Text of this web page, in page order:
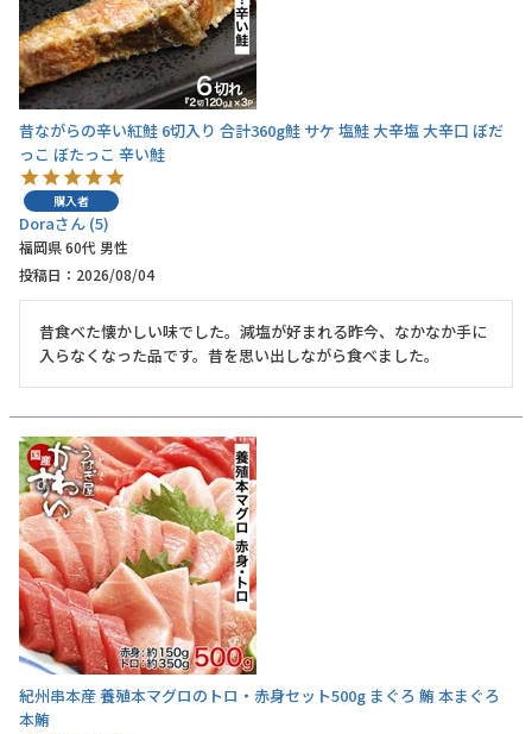
昔ながらの辛い紅鮭 6切入り 合計360g鮭 サケ 塩鮭 大辛塩 大辛口 ぼだ
っこ ぼたっこ 辛い鮭
購入者
Dora 5
福岡県60代 男性
投稿日
2026/08/04
昔食べた懐かしい味でした。減塩が好まれる昨今、なかなか手に
入らなくなった品です。昔を思い出しながら食べました。
紀州串本産 養殖本マグロのトロ・赤身セット500g まぐろ 鮪 本まぐろ
本鮪